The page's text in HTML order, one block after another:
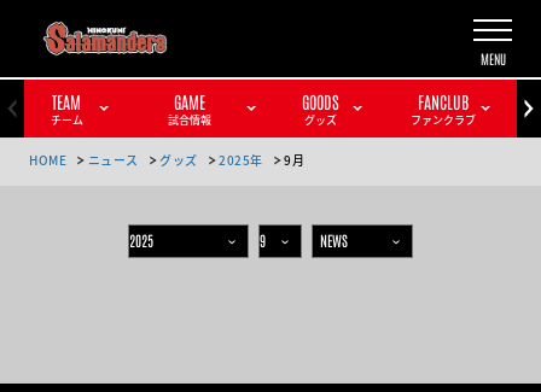
TEAM
チーム
GAME
試合情報
GOODS
グッズ
FANCLUB
ファンクラブ
HOME ニュース グッズ 2025年 9月